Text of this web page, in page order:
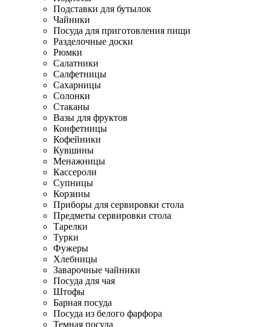
Подставки для бутылок
Чайники
Посуда для приготовления пищи
Разделочные доски
Рюмки
Салатники
Салфетницы
Сахарницы
Солонки
Стаканы
Вазы для фруктов
Конфетницы
Кофейники
Кувшины
Менажницы
Кассероли
Супницы
Корзины
Приборы для сервировки стола
Предметы сервировки стола
Тарелки
Турки
Фужеры
Хлебницы
Заварочные чайники
Посуда для чая
Штофы
Барная посуда
Посуда из белого фарфора
Темная посуда